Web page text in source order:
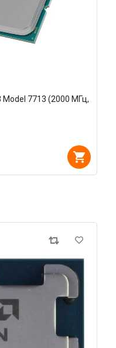
Model 7713 (2000 МГц,